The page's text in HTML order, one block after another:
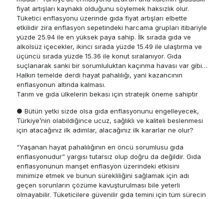
fiyat artışları kaynaklı olduğunu söylemek haksızlık olur.
Tüketici enflasyonu üzerinde gıda fiyat artışları elbette
etkilidir zira enflasyon sepetindeki harcama grupları itibariyle
yüzde 25.94 ile en yüksek paya sahip. İlk sırada gıda ve
alkolsüz içecekler, ikinci sırada yüzde 15.49 ile ulaştırma ve
üçüncü sırada yüzde 15.36 ile konut sıralanıyor. Gıda
suçlanarak sanki bir sorumluluktan kaçınma havası var gibi…
Halkın temelde derdi hayat pahalılığı, yani kazancının
enflasyonun altında kalması.
Tarım ve gıda ülkelerin bekası için stratejik öneme sahiptir
● Bütün yetki sizde olsa gıda enflasyonunu engelleyecek,
Türkiye’nin olabildiğince ucuz, sağlıklı ve kaliteli beslenmesi
için atacağınız ilk adımlar, alacağınız ilk kararlar ne olur?
“Yaşanan hayat pahalılığının en öncü sorumlusu gıda
enflasyonudur” yargısı tutarsız olup doğru da değildir. Gıda
enflasyonunun manşet enflasyon üzerindeki etkisini
minimize etmek ve bunun sürekliliğini sağlamak için adı
geçen sorunların çözüme kavuşturulması bile yeterli
olmayabilir. Tüketicilere güvenilir gıda temini için tüm sürecin